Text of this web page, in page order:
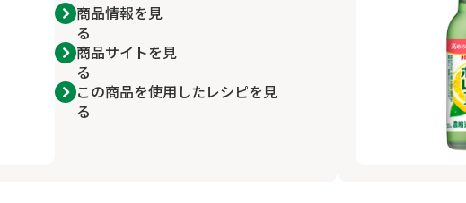
商品情報を見
る
商品サイトを見
る
この商品を使用したレシピを見
る